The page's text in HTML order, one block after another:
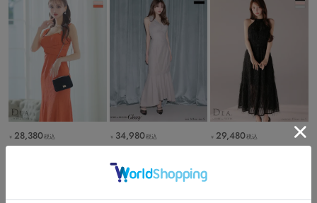
￥ 28,380税込 ￥ 34,980税込 ￥ 29,480税込